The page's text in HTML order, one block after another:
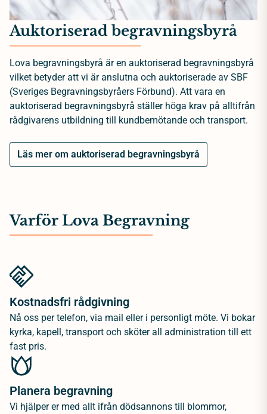
Auktoriserad begravningsbyrå
Lova begravningsbyrå är en auktoriserad begravningsbyrå
vilket betyder att vi är anslutna och auktoriserade av SBF
(Sveriges Begravningsbyråers Förbund). Att vara en
auktoriserad begravningsbyrå ställer höga krav på alltifrån
rådgivarens utbildning till kundbemötande och transport.
Läs mer om auktoriserad begravningsbyrå
Varför Lova Begravning
Kostnadsfri rådgivning
Nå oss per telefon, via mail eller i personligt möte. Vi bokar
kyrka, kapell, transport och sköter all administration till ett
fast pris.
Planera begravning
Vi hjälper er med allt ifrån dödsannons till blommor,